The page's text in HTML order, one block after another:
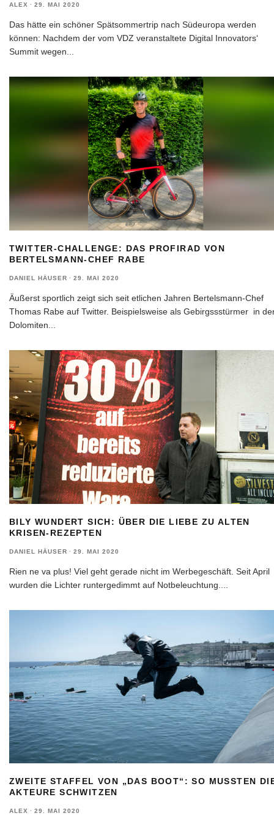
ALEX · 29. MAI 2020
Das hätte ein schöner Spätsommertrip nach Südeuropa werden
können: Nachdem der vom VDZ veranstaltete Digital Innovators‘
Summit wegen
TWITTER-CHALLENGE: DAS PROFIRAD VON
BERTELSMANN-CHEF RABE
DANIEL HÄUSER · 29. MAI 2020
Äußerst sportlich zeigt sich seit etlichen Jahren Bertelsmann-Chef
Thomas Rabe auf Twitter. Beispielsweise als Gebirgssstürmer in
Dolomiten
BILY WUNDERT SICH: ÜBER DIE LIEBE ZU ALTEN
KRISEN-REZEPTEN
DANIEL HÄUSER · 29. MAI 2020
Rien ne va plus! Viel geht gerade nicht im Werbegeschäft. Seit April
wurden die Lichter runtergedimmt auf Notbeleuchtung.
ZWEITE STAFFEL VON „DAS BOOT“: SO MUSSTEN
AKTEURE SCHWITZEN
ALEX · 29. MAI 2020